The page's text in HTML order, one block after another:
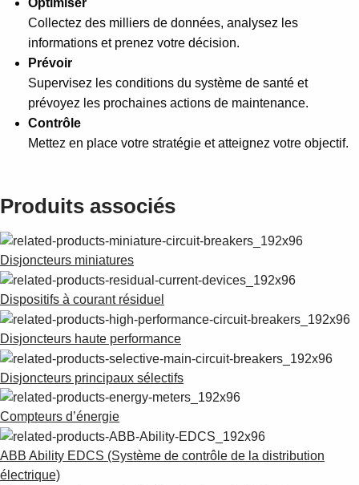
Optimiser
Collectez des milliers de données, analysez les
informations et prenez votre décision.
Prévoir
Supervisez les conditions du système de santé et
prévoyez les prochaines actions de maintenance.
Contrôle
Mettez en place votre stratégie et atteignez votre objectif.
Produits associés
Disjoncteurs miniatures
Dispositifs à courant résiduel
Disjoncteurs haute performance
Disjoncteurs principaux sélectifs
Compteurs d’énergie
ABB Ability EDCS (Système de contrôle de la distribution
électrique)